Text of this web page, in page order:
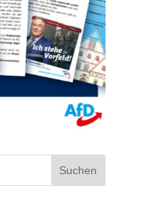
Suchen